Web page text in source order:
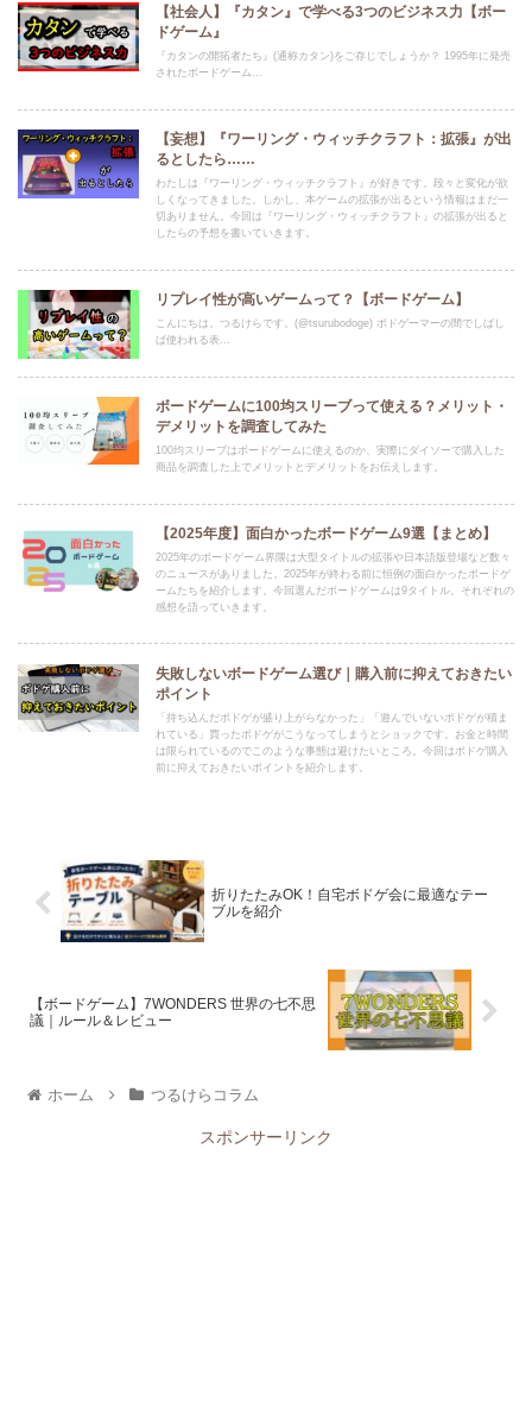
【社会人】『カタン』で学べる3つのビジネス力【ボー
ドゲーム』
『カタンの開拓者たち』(通称カタン)をご存じでしょうか？ 1995年に発売
されたボードゲーム...
【妄想】『ワーリング・ウィッチクラフト：拡張』が出
るとしたら……
わたしは『ワーリング・ウィッチクラフト』が好きです。段々と変化が欲
しくなってきました。しかし、本ゲームの拡張が出るという情報はまだ一
切ありません。今回は『ワーリング・ウィッチクラフト』の拡張が出ると
したらの予想を書いていきます。
リプレイ性が高いゲームって？【ボードゲーム】
こんにちは。つるけらです。(@tsurubodoge) ボドゲーマーの間でしばし
ば使われる表...
ボードゲームに100均スリーブって使える？メリット・
デメリットを調査してみた
100均スリーブはボードゲームに使えるのか、実際にダイソーで購入した
商品を調査した上でメリットとデメリットをお伝えします。
【2025年度】面白かったボードゲーム9選【まとめ】
2025年のボードゲーム界隈は大型タイトルの拡張や日本語版登場など数々
のニュースがありました。2025年が終わる前に恒例の面白かったボードゲ
ームたちを紹介します。今回選んだボードゲームは9タイトル。それぞれの
感想を語っていきます。
失敗しないボードゲーム選び｜購入前に抑えておきたい
ポイント
「持ち込んだボドゲが盛り上がらなかった」「遊んでいないボドゲが積ま
れている」買ったボドゲがこうなってしまうとショックです。お金と時間
は限られているのでこのような事態は避けたいところ。今回はボドゲ購入
前に抑えておきたいポイントを紹介します。
折りたたみOK！自宅ボドゲ会に最適なテー
ブルを紹介
【ボードゲーム】7WONDERS 世界の七不思
議｜ルール＆レビュー
ホーム つるけらコラム
スポンサーリンク